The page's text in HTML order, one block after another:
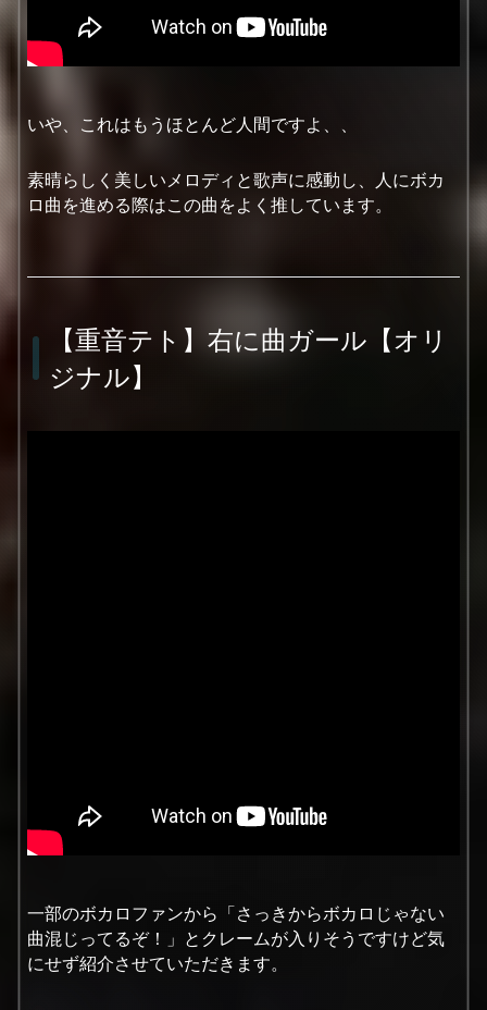
いや、これはもうほとんど人間ですよ、、
素晴らしく美しいメロディと歌声に感動し、人にボカ
ロ曲を進める際はこの曲をよく推しています。
【重音テト】右に曲ガール【オリ
ジナル】
一部のボカロファンから「さっきからボカロじゃない
曲混じってるぞ！」とクレームが入りそうですけど気
にせず紹介させていただきます。